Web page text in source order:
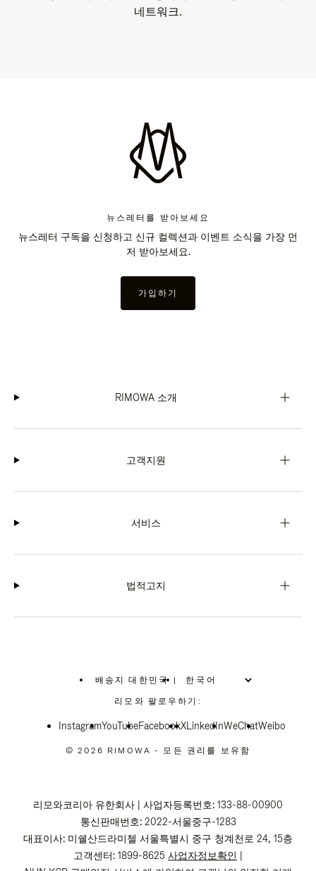
네트워크.
뉴스레터를 받아보세요
뉴스레터 구독을 신청하고 신규 컬렉션과 이벤트 소식을 가장 먼
저 받아보세요.
가입하기
RIMOWA 소개
고객지원
서비스
법적고지
배송지 대한민국
위
치
선
십
|
리모와 팔로우하기:
InstagramYouTubeFacebookXLinkedInWeChatWeibo
© 2026 RIMOWA - 모든 권리를 보유함
리모와코리아 유한회사 | 사업자등록번호: 133-88-00900
통신판매번호: 2022-서울중구-1283
대표이사: 미쉘산드라미첼 서울특별시 중구 청계천로 24, 15층
고객센터: 1899-8625 사업자정보확인 |